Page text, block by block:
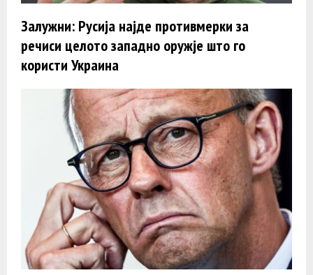
Залужни: Русија најде противмерки за
речиси целото западно оружје што го
користи Украина